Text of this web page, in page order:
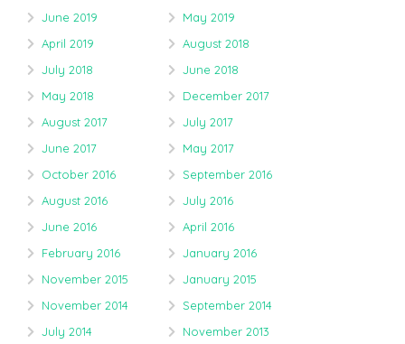
June 2019
May 2019
April 2019
August 2018
July 2018
June 2018
May 2018
December 2017
August 2017
July 2017
June 2017
May 2017
October 2016
September 2016
August 2016
July 2016
June 2016
April 2016
February 2016
January 2016
November 2015
January 2015
November 2014
September 2014
July 2014
November 2013